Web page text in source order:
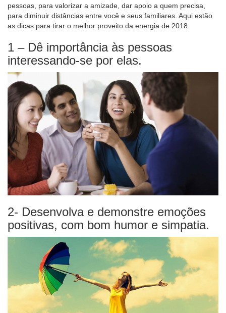
pessoas, para valorizar a amizade, dar apoio a quem precisa,
para diminuir distâncias entre você e seus familiares. Aqui estão
as dicas para tirar o melhor proveito da energia de 2018:
1 – Dê importância às pessoas
interessando-se por elas.
2- Desenvolva e demonstre emoções
positivas, com bom humor e simpatia.